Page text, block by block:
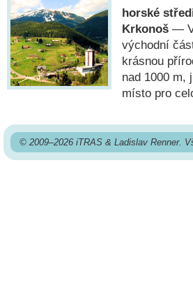
horské
Krkonoš —
východní
krásnou
nad 1000 m,
místo pro
© 2009–2026 iTRAS & Ladislav Renner.